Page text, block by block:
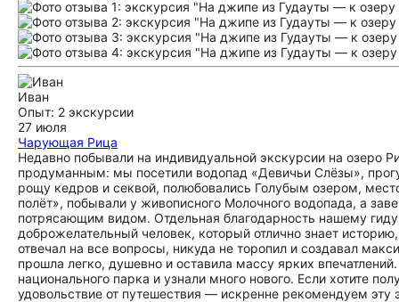
Иван
Опыт: 2 экскурсии
27 июля
Чарующая Рица
Недавно побывали на индивидуальной экскурсии на
продуманным: мы посетили водопад «Девичьи Слёзы»,
рощу кедров и секвой, полюбовались Голубым озером,
полёт», побывали у живописного Молочного водопада, а
потрясающим видом. Отдельная благодарность нашему
доброжелательный человек, который отлично знает
отвечал на все вопросы, никуда не торопил и создавал
прошла легко, душевно и оставила массу ярких
национального парка и узнали много нового. Если хотите
удовольствие от путешествия — искренне рекомендуем эту